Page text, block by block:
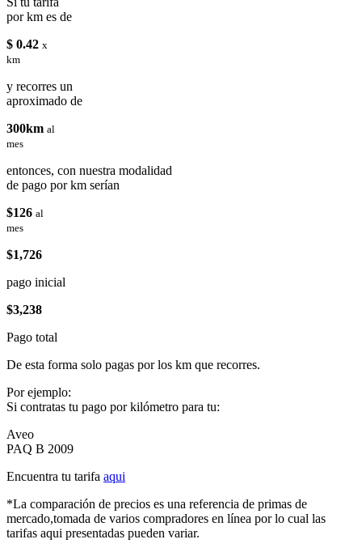
por km es de
$ 0.42 x
km
y recorres un
aproximado de
300km al
mes
entonces, con nuestra modalidad
de pago por km serían
$126 al
mes
$1,726
pago inicial
$3,238
Pago total
De esta forma solo pagas por los km que recorres.
Por ejemplo:
Si contratas tu pago por kilómetro para tu:
Aveo
PAQ B 2009
Encuentra tu tarifa aqui
*La comparación de precios es una referencia de primas de
mercado,tomada de varios compradores en línea por lo cual las
tarifas aqui presentadas pueden variar.